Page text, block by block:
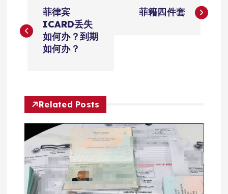
章
菲律宾
ICARD丢失
如何办？到期
如何办？
菲籍四件套
Related Posts